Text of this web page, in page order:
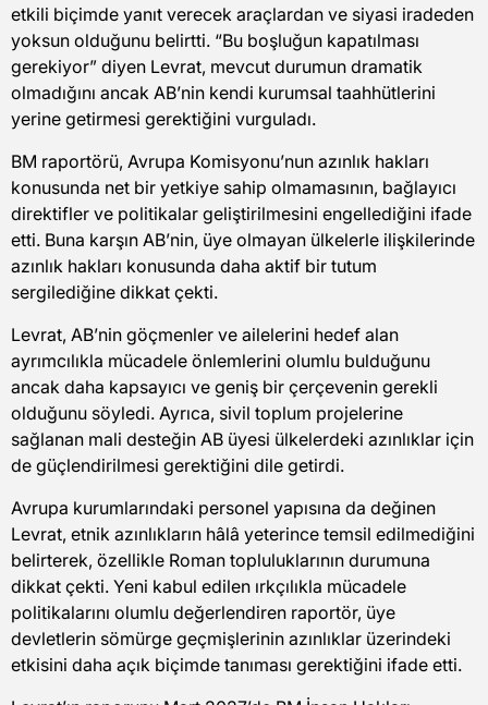
etkili biçimde yanıt verecek araçlardan ve siyasi iradeden
yoksun olduğunu belirtti. “Bu boşluğun kapatılması
gerekiyor” diyen Levrat, mevcut durumun dramatik
olmadığını ancak AB’nin kendi kurumsal taahhütlerini
yerine getirmesi gerektiğini vurguladı.
BM raportörü, Avrupa Komisyonu’nun azınlık hakları
konusunda net bir yetkiye sahip olmamasının, bağlayıcı
direktifler ve politikalar geliştirilmesini engellediğini ifade
etti. Buna karşın AB’nin, üye olmayan ülkelerle ilişkilerinde
azınlık hakları konusunda daha aktif bir tutum
sergilediğine dikkat çekti.
Levrat, AB’nin göçmenler ve ailelerini hedef alan
ayrımcılıkla mücadele önlemlerini olumlu bulduğunu
ancak daha kapsayıcı ve geniş bir çerçevenin gerekli
olduğunu söyledi. Ayrıca, sivil toplum projelerine
sağlanan mali desteğin AB üyesi ülkelerdeki azınlıklar için
de güçlendirilmesi gerektiğini dile getirdi.
Avrupa kurumlarındaki personel yapısına da değinen
Levrat, etnik azınlıkların hâlâ yeterince temsil edilmediğini
belirterek, özellikle Roman topluluklarının durumuna
dikkat çekti. Yeni kabul edilen ırkçılıkla mücadele
politikalarını olumlu değerlendiren raportör, üye
devletlerin sömürge geçmişlerinin azınlıklar üzerindeki
etkisini daha açık biçimde tanıması gerektiğini ifade etti.